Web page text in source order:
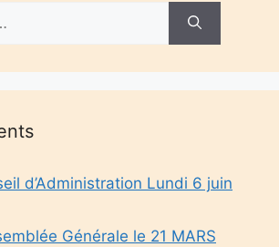
d’Administration Lundi 6 juin
Générale le 21 MARS